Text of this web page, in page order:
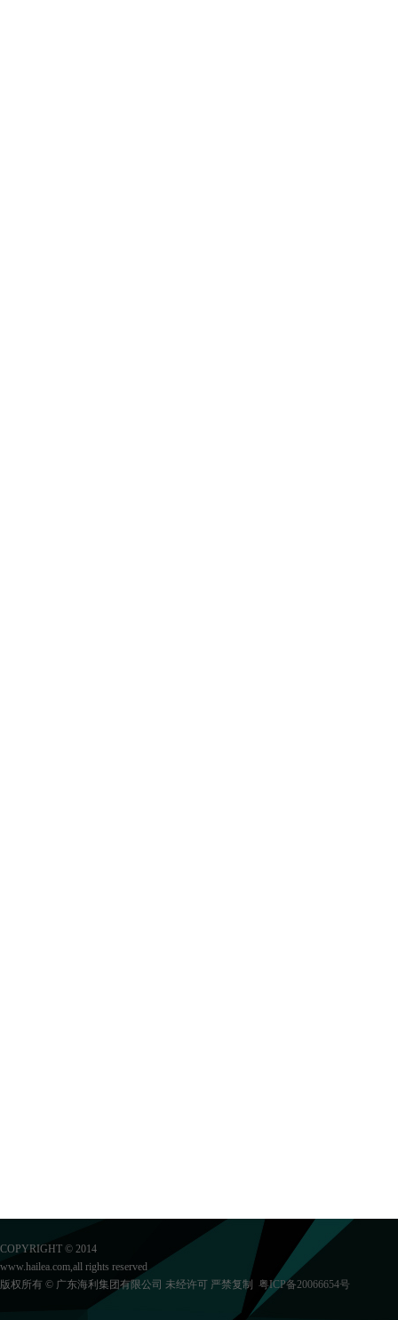
COPYRIGHT © 2014
www.hailea.com,all rights reserved
版权所有 © 广东海利集团有限公司 未经许可 严禁复制 粤ICP备20066654号